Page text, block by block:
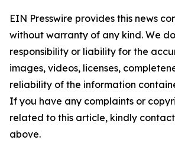
EIN Presswire provides this news
without warranty of any kind. We
responsibility or liability for the
images, videos, licenses,
reliability of the information
If you have any complaints or
related to this article, kindly
above.